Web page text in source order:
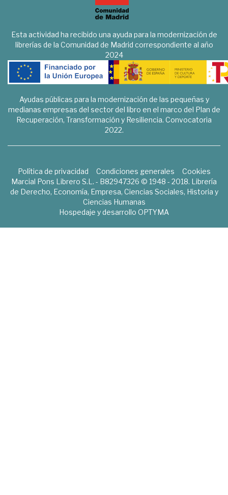
Esta actividad ha recibido una ayuda para la modernización de
librerías de la Comunidad de Madrid correspondiente al año
2024
Ayudas públicas para la modernización de las pequeñas y
medianas empresas del sector del libro en el marco del Plan de
Recuperación, Transformación y Resiliencia. Convocatoria
2022.
Política de privacidad Condiciones generales
Cookies
Marcial Pons Librero S.L. - B82947326 © 1948 - 2018. Librería
de Derecho, Economía, Empresa, Ciencias Sociales, Historia y
Ciencias Humanas
Hospedaje y desarrollo OPTYMA